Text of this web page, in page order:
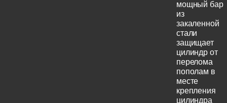
мощный бар
из
закаленной
стали
защищает
цилиндр от
перелома
пополам в
месте
крепления
цилиндра